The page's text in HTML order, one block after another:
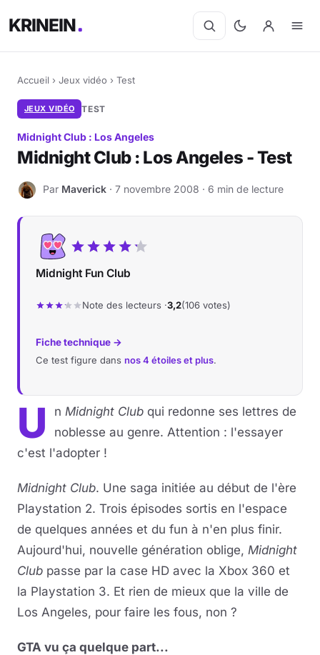
KRINEIN
Accueil › Jeux vidéo › Test
JEUX VIDÉO TEST
Midnight Club : Los Angeles
Midnight Club : Los Angeles - Test
M Par Maverick · 7 novembre 2008 · 6 min de lecture
Midnight Fun Club
Note des lecteurs ·3,2(106 votes)
Fiche technique →
Ce test figure dans nos 4 étoiles et plus.
U n Midnight Club qui redonne ses lettres de
noblesse au genre. Attention : l'essayer
c'est l'adopter !
Midnight Club. Une saga initiée au début de l'ère
Playstation 2. Trois épisodes sortis en l'espace
de quelques années et du fun à n'en plus finir.
Aujourd'hui, nouvelle génération oblige, Midnight
Club passe par la case HD avec la Xbox 360 et
la Playstation 3. Et rien de mieux que la ville de
Los Angeles, pour faire les fous, non ?
GTA vu ça quelque part...